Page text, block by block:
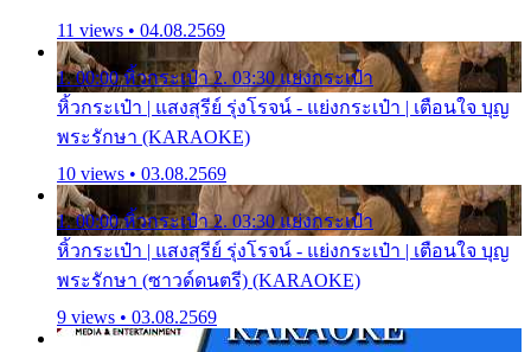
11 views • 04.08.2569
1. 00:00 หิ้วกระเป๋า 2. 03:30 แย่งกระเป๋า
หิ้วกระเป๋า | แสงสุรีย์ รุ่งโรจน์ - แย่งกระเป๋า | เตือนใจ บุญ
พระรักษา (KARAOKE)
10 views • 03.08.2569
1. 00:00 หิ้วกระเป๋า 2. 03:30 แย่งกระเป๋า
หิ้วกระเป๋า | แสงสุรีย์ รุ่งโรจน์ - แย่งกระเป๋า | เตือนใจ บุญ
พระรักษา (ซาวด์ดนตรี) (KARAOKE)
9 views • 03.08.2569